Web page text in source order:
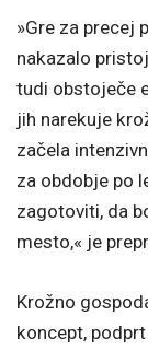
»Gre za precej
nakazalo
tudi obstoječe
jih narekuje
začela
za obdobje po
zagotoviti, da
mesto,« je
Krožno
koncept,